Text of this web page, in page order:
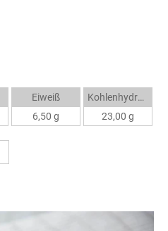
Eiweiß
6,50 g
Kohlenhydrate
23,00 g